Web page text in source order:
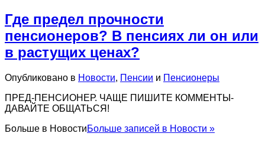
Где предел прочности
пенсионеров? В пенсиях ли он или
в растущих ценах?
Опубликовано в Новости, Пенсии и Пенсионеры
ПРЕД-ПЕНСИОНЕР. ЧАЩЕ ПИШИТЕ КОММЕНТЫ-
ДАВАЙТЕ ОБЩАТЬСЯ!
Больше в НовостиБольше записей в Новости »